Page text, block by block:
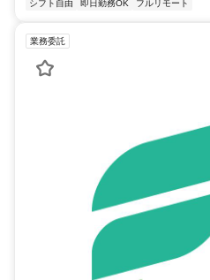
シフト自由 即日勤務OK フルリモート
業務委託